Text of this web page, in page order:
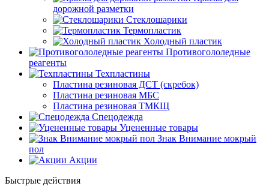
дорожной разметки
Стеклошарики
Термопластик
Холодный пластик
Противогололедные
реагенты
Техпластины
Пластина резиновая ДСТ (скребок)
Пластина резиновая МБС
Пластина резиновая ТМКЩ
Спецодежда
Уцененные товары
Знак Внимание мокрый
пол
Акции
Быстрые действия